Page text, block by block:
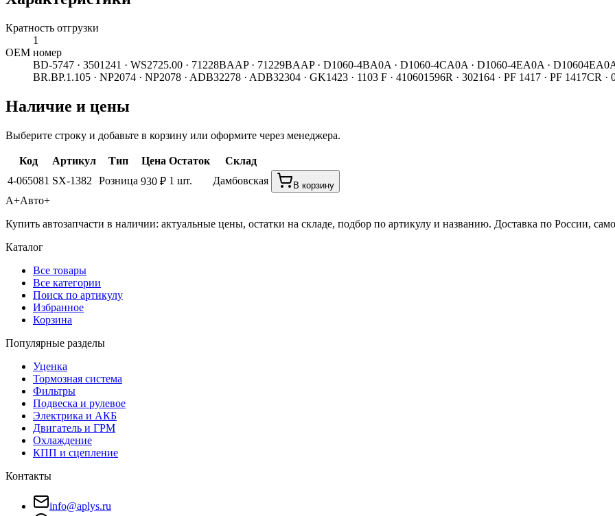
Кратность отгрузки
1
ОЕМ номер
BD-5747 · 3501241 · WS2725.00 · 71228BAAP · 71229BAAP · D1060-4BA0A · D1060-4CA0A · D1060-4EA0A ·
BR.BP.1.105 · NP2074 · NP2078 · ADB32278 · ADB32304 · GK1423 · 1103 F · 410601596R · 302164 · PF 1417 · PF 1417CR
Наличие и цены
Выберите строку и добавьте в корзину или оформите через менеджера.
Код Артикул Тип Цена Остаток
Склад
4-065081 SX-1382 Розница 930 ₽ 1 шт. Дамбовская В корзину
А+Авто+
Купить автозапчасти в наличии: актуальные цены, остатки на складе, подбор по артикулу и названию. Доставка по России,
Каталог
Все товары
Все категории
Поиск по артикулу
Избранное
Корзина
Популярные разделы
Уценка
Тормозная система
Фильтры
Подвеска и рулевое
Электрика и АКБ
Двигатель и ГРМ
Охлаждение
КПП и сцепление
Контакты
info@aplys.ru